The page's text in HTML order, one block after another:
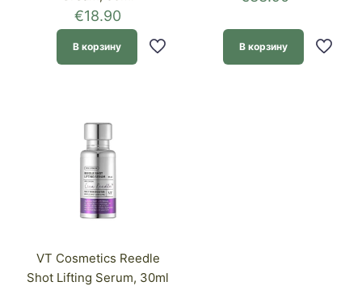
€18.90
В корзину В корзину
VT Cosmetics Reedle
Shot Lifting Serum, 30ml